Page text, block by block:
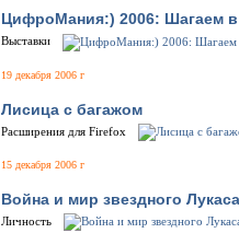
ЦифроМания:) 2006: Шагаем в
Выставки
19 декабря 2006 г
Лисица с багажом
Расширения для Firefox
15 декабря 2006 г
Война и мир звездного Лукаса
Личность